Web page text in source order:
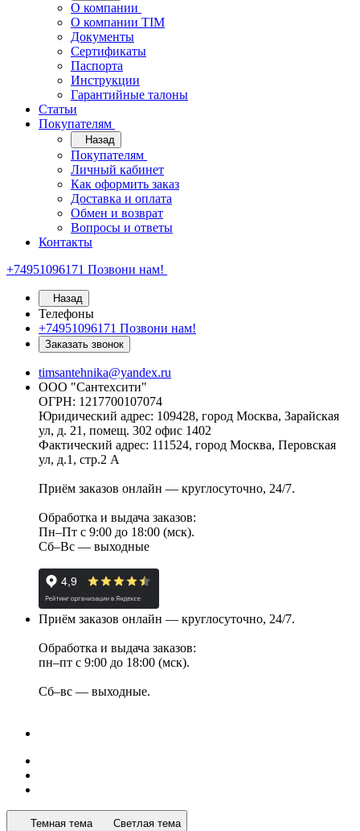
О компании
О компании TIM
Документы
Сертификаты
Паспорта
Инструкции
Гарантийные талоны
Статьи
Покупателям
Назад
Покупателям
Личный кабинет
Как оформить заказ
Доставка и оплата
Обмен и возврат
Вопросы и ответы
Контакты
+74951096171 Позвони нам!
Назад
Телефоны
+74951096171 Позвони нам!
Заказать звонок
timsantehnika@yandex.ru
ООО "Сантехсити"
ОГРН: 1217700107074
Юридический адрес: 109428, город Москва, Зарайская
ул, д. 21, помещ. 302 офис 1402
Фактический адрес: 111524, город Москва, Перовская
ул, д.1, стр.2 А
Приём заказов онлайн — круглосуточно, 24/7.
Обработка и выдача заказов:
Пн–Пт с 9:00 до 18:00 (мск).
Сб–Вс — выходные
Приём заказов онлайн — круглосуточно, 24/7.
Обработка и выдача заказов:
пн–пт с 9:00 до 18:00 (мск).
Сб–вс — выходные.
Темная тема Светлая тема